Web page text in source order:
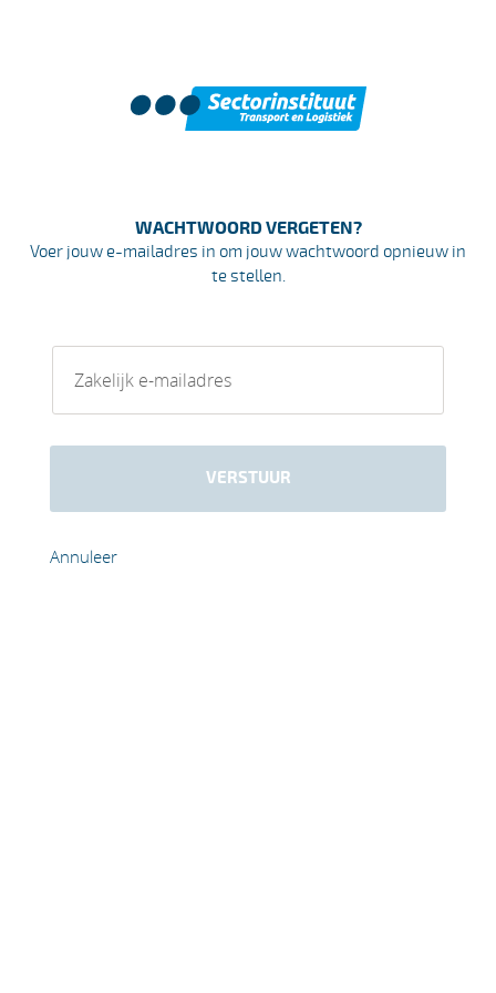
WACHTWOORDVERGETEN?
Voer jouw e-mailadres in om jouw wachtwoord opnieuw in
te stellen.
VERSTUUR
Annuleer